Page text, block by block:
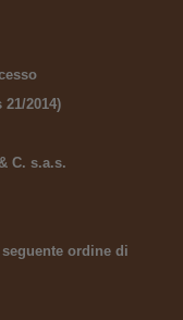
2014)
C. s.a.s.
ordine di